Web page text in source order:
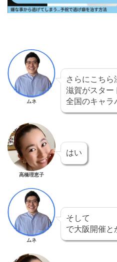
ムネ
さらにこちら
滋賀がスター
全国のキャラ
高橋理恵子
はい
ムネ
そして
で大阪開催と